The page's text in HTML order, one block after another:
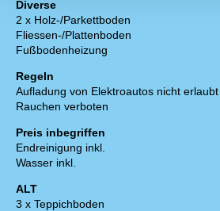
Diverse
2 x Holz-/Parkettboden
Fliessen-/Plattenboden
Fußbodenheizung
Regeln
Aufladung von Elektroautos nicht erlaubt
Rauchen verboten
Preis inbegriffen
Endreinigung inkl.
Wasser inkl.
ALT
3 x Teppichboden